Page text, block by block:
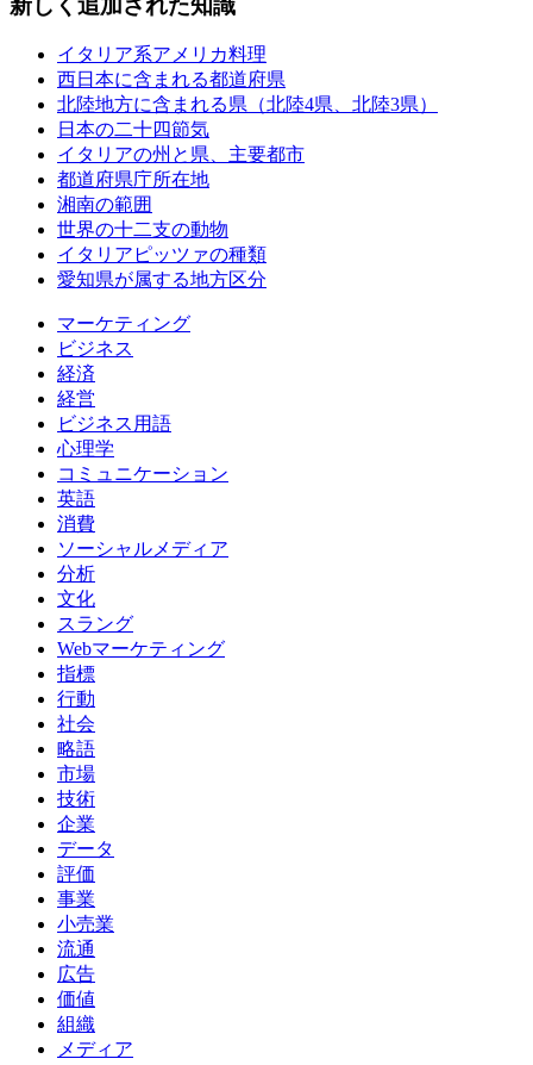
イタリア系アメリカ料理
西日本に含まれる都道府県
北陸地方に含まれる県（北陸4県、北陸3県）
日本の二十四節気
イタリアの州と県、主要都市
都道府県庁所在地
湘南の範囲
世界の十二支の動物
イタリアピッツァの種類
愛知県が属する地方区分
マーケティング
ビジネス
経済
経営
ビジネス用語
心理学
コミュニケーション
英語
消費
ソーシャルメディア
分析
文化
スラング
Webマーケティング
指標
行動
社会
略語
市場
技術
企業
データ
評価
事業
小売業
流通
広告
価値
組織
メディア